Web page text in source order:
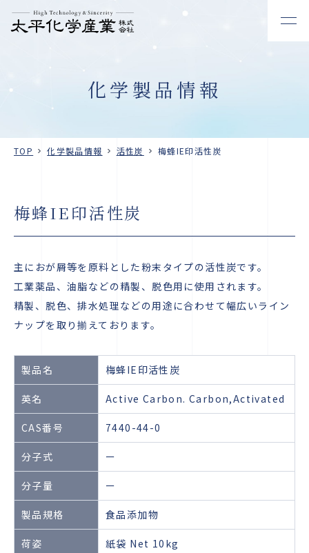
化学製品情報
TOP 化学製品情報 活性炭 梅蜂IE印活性炭
梅蜂IE印活性炭
主におが屑等を原料とした粉末タイプの活性炭です。
工業薬品、油脂などの精製、脱色用に使用されます。
精製、脱色、排水処理などの用途に合わせて幅広いライン
ナップを取り揃えております。
製品名 梅蜂IE印活性炭
英名 Active Carbon. Carbon,Activated
CAS番号 7440-44-0
分子式 ー
分子量 ー
製品規格 食品添加物
荷姿 紙袋 Net 10kg